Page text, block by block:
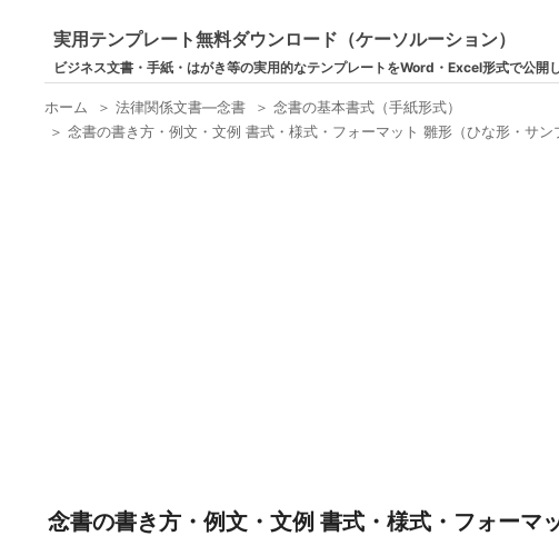
実用テンプレート無料ダウンロード（ケーソルーション）
ビジネス文書・手紙・はがき等の実用的なテンプレートをWord・Excel形式で公開
ホーム ＞法律関係文書―念書 ＞念書の基本書式（手紙形式）
＞念書の書き方・例文・文例 書式・様式・フォーマット 雛形（ひな形・サ
念書の書き方・例文・文例 書式・様式・フォーマ